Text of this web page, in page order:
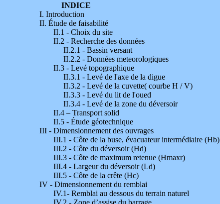
INDICE
I. Introduction
II. Étude de faisabilité
II.1 - Choix du site
II.2 - Recherche des données
II.2.1 - Bassin versant
II.2.2 - Données meteorologiques
II.3 - Levé topographique
II.3.1 - Levé de l'axe de la digue
II.3.2 - Levé de la cuvette( courbe H / V)
II.3.3 - Levé du lit de l'oued
II.3.4 - Levé de la zone du déversoir
II.4 – Transport solid
II.5 - Étude géotechnique
III - Dimensionnement des ouvrages
III.1 - Côte de la buse, évacuateur intermédiaire (Hb)
III.2 - Côte du déversoir (Hd)
III.3 - Côte de maximum retenue (Hmaxr)
III.4 - Largeur du déversoir (Ld)
III.5 - Côte de la crête (Hc)
IV - Dimensionnement du remblai
IV.1- Remblai au dessous du terrain naturel
IV.2 - Zone d’assise du barrage